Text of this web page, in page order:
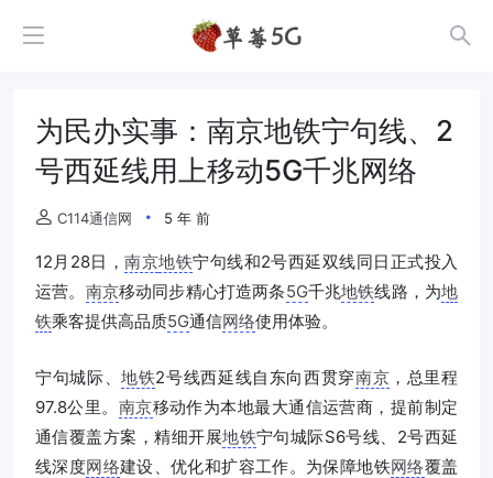
为民办实事：南京地铁宁句线、2
号西延线用上移动5G千兆网络
C114通信网 5 年 前
12月28日，南京地铁宁句线和2号西延双线同日正式投入
运营。 南京移动同步精心打造两条5G千兆地铁线路，为地
铁乘客提供高品质5G通信网络使用体验。
宁句城际、地铁2号线西延线自东向西贯穿南京 ，总里程
97.8公里。 南京移动作为本地最大通信运营商，提前制定
通信覆盖方案，精细开展地铁宁句城际S6号线、2号西延
线深度网络建设、优化和扩容工作。为保障地铁网络覆盖